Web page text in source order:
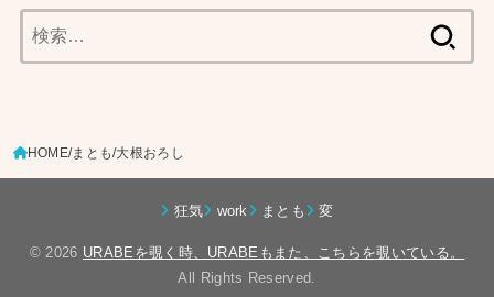
索:
HOME まとも 大根おろし
狂気 work まとも 変
© 2026 URABEを覗く時、URABEもまた、こちらを覗いている。
All Rights Reserved.